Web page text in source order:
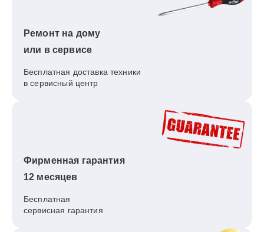
Ремонт на дому
или в сервисе
Бесплатная доставка техники
в сервисный центр
Фирменная гарантия
12 месяцев
Бесплатная
сервисная гарантия